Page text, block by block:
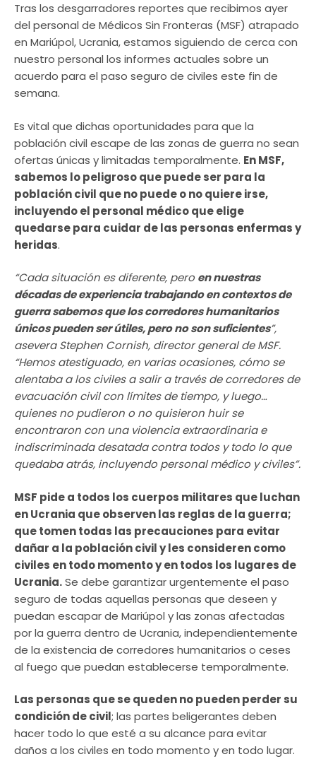
Tras los desgarradores reportes que recibimos ayer
del personal de Médicos Sin Fronteras (MSF) atrapado
en Mariúpol, Ucrania, estamos siguiendo de cerca con
nuestro personal los informes actuales sobre un
acuerdo para el paso seguro de civiles este fin de
semana.
Es vital que dichas oportunidades para que la
población civil escape de las zonas de guerra no sean
ofertas únicas y limitadas temporalmente. En MSF,
sabemos lo peligroso que puede ser para la
población civil que no puede o no quiere irse,
incluyendo el personal médico que elige
quedarse para cuidar de las personas enfermas y
heridas.
“Cada situación es diferente, pero en nuestras
décadas de experiencia trabajando en contextos de
guerra sabemos que los corredores humanitarios
únicos pueden ser útiles, pero no son suficientes”,
asevera Stephen Cornish, director general de MSF.
“Hemos atestiguado, en varias ocasiones, cómo se
alentaba a los civiles a salir a través de corredores de
evacuación civil con límites de tiempo, y luego…
quienes no pudieron o no quisieron huir se
encontraron con una violencia extraordinaria e
indiscriminada desatada contra todos y todo lo que
quedaba atrás, incluyendo personal médico y civiles”.
MSF pide a todos los cuerpos militares que luchan
en Ucrania que observen las reglas de la guerra;
que tomen todas las precauciones para evitar
dañar a la población civil y les consideren como
civiles en todo momento y en todos los lugares de
Ucrania.Se debe garantizar urgentemente el paso
seguro de todas aquellas personas que deseen y
puedan escapar de Mariúpol y las zonas afectadas
por la guerra dentro de Ucrania, independientemente
de la existencia de corredores humanitarios o ceses
al fuego que puedan establecerse temporalmente.
Las personas que se queden no pueden perder su
condición de civil; las partes beligerantes deben
hacer todo lo que esté a su alcance para evitar
daños a los civiles en todo momento y en todo lugar.